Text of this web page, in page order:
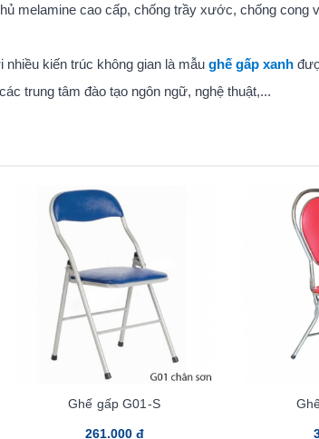
melamine cao cấp, chống trầy xước, chống cong
kiến trúc không gian là mẫu ghế gấp xanh
trung tâm đào tạo ngôn ngữ, nghệ thuật,...
Ghế gấp G01-S
261.000 đ